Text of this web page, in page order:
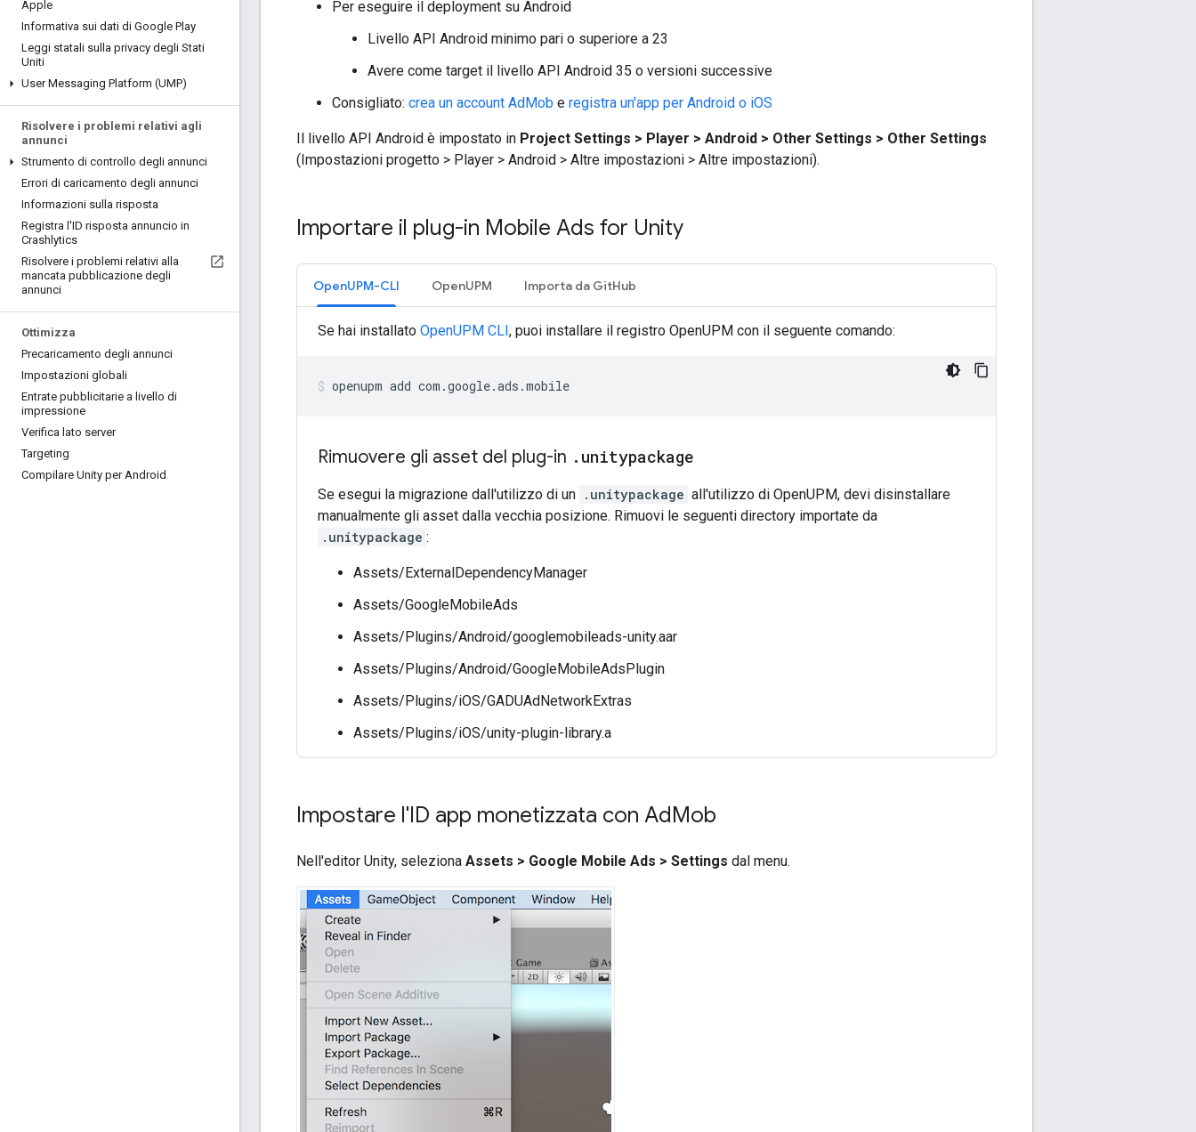
Apple
Informativa sui dati di Google Play
Leggi statali sulla privacy degli Stati
Uniti
User Messaging Platform (UMP)
Risolvere i problemi relativi agli
annunci
Strumento di controllo degli annunci
Errori di caricamento degli annunci
Informazioni sulla risposta
Registra l'ID risposta annuncio in
Crashlytics
Risolvere i problemi relativi alla
mancata pubblicazione degli
annunci
Ottimizza
Precaricamento degli annunci
Impostazioni globali
Entrate pubblicitarie a livello di
impressione
Verifica lato server
Targeting
Compilare Unity per Android
Per eseguire il deployment su Android
Livello API Android minimo pari o superiore a 23
Avere come target il livello API Android 35 o versioni successive
Consigliato: crea un account AdMob e registra un'app per Android o iOS
Il livello API Android è impostato in Project Settings > Player > Android > Other Settings > Other Settings
(Impostazioni progetto > Player > Android > Altre impostazioni > Altre impostazioni).
Importare il plug-in Mobile Ads for Unity
OpenUPM-CLI OpenUPM Importa da GitHub
Se hai installato OpenUPM CLI, puoi installare il registro OpenUPM con il seguente comando:
openupm add com.google.ads.mobile
Rimuovere gli asset del plug-in . unitypackage
Se esegui la migrazione dall'utilizzo di un .unitypackage all'utilizzo di OpenUPM, devi disinstallare
manualmente gli asset dalla vecchia posizione. Rimuovi le seguenti directory importate da
.unitypackage :
Assets/ExternalDependencyManager
Assets/GoogleMobileAds
Assets/Plugins/Android/googlemobileads-unity.aar
Assets/Plugins/Android/GoogleMobileAdsPlugin
Assets/Plugins/iOS/GADUAdNetworkExtras
Assets/Plugins/iOS/unity-plugin-library.a
Impostare l'ID app monetizzata con AdMob
Nell'editor Unity, seleziona Assets > Google Mobile Ads > Settings dal menu.